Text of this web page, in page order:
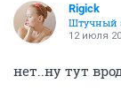
Rigick
Штучный
12 июля
нет..ну тут